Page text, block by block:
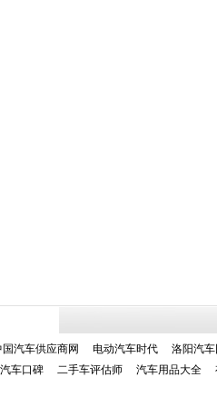
国汽车供应商网 电动汽车时代
洛阳汽车
汽车口碑 二手车评估师 汽车用品大全